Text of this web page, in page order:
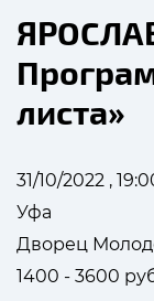
листа»
31/10/2022 ,
Уфа
Дворец
1400 - 3600